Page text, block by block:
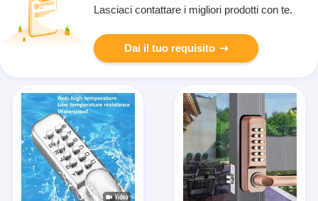
Lasciaci contattare i migliori prodotti con te.
Dai il tuo requisito